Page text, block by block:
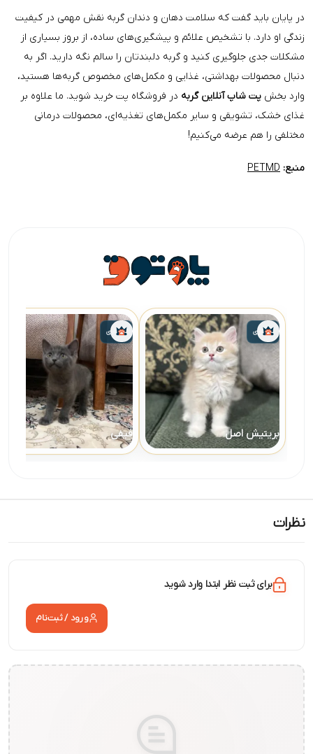
در پایان باید گفت که سلامت دهان و دندان گربه نقش مهمی در کیفیت
زندگی او دارد. با تشخیص علائم و پیشگیری‌های ساده، از بروز بسیاری از
مشکلات جدی جلوگیری کنید و گربه دلبندتان را سالم نگه دارید. اگر به
دنبال محصولات بهداشتی، غذایی و مکمل‌های مخصوص گربه‌ها هستید،
وارد بخش پت شاپ آنلاین گربهدر فروشگاه پت خرید شوید. ما علاوه بر
غذای خشک، تشویقی و سایر مکمل‌های تغذیه‌ای، محصولات درمانی
مختلفی را هم عرضه می‌کنیم!
منبع: PETMD
واگذاری
بریتیش اصل
واگذاری
فیفی
نظرات
برای ثبت نظر ابتدا وارد شوید
ورود / ثبت‌نام